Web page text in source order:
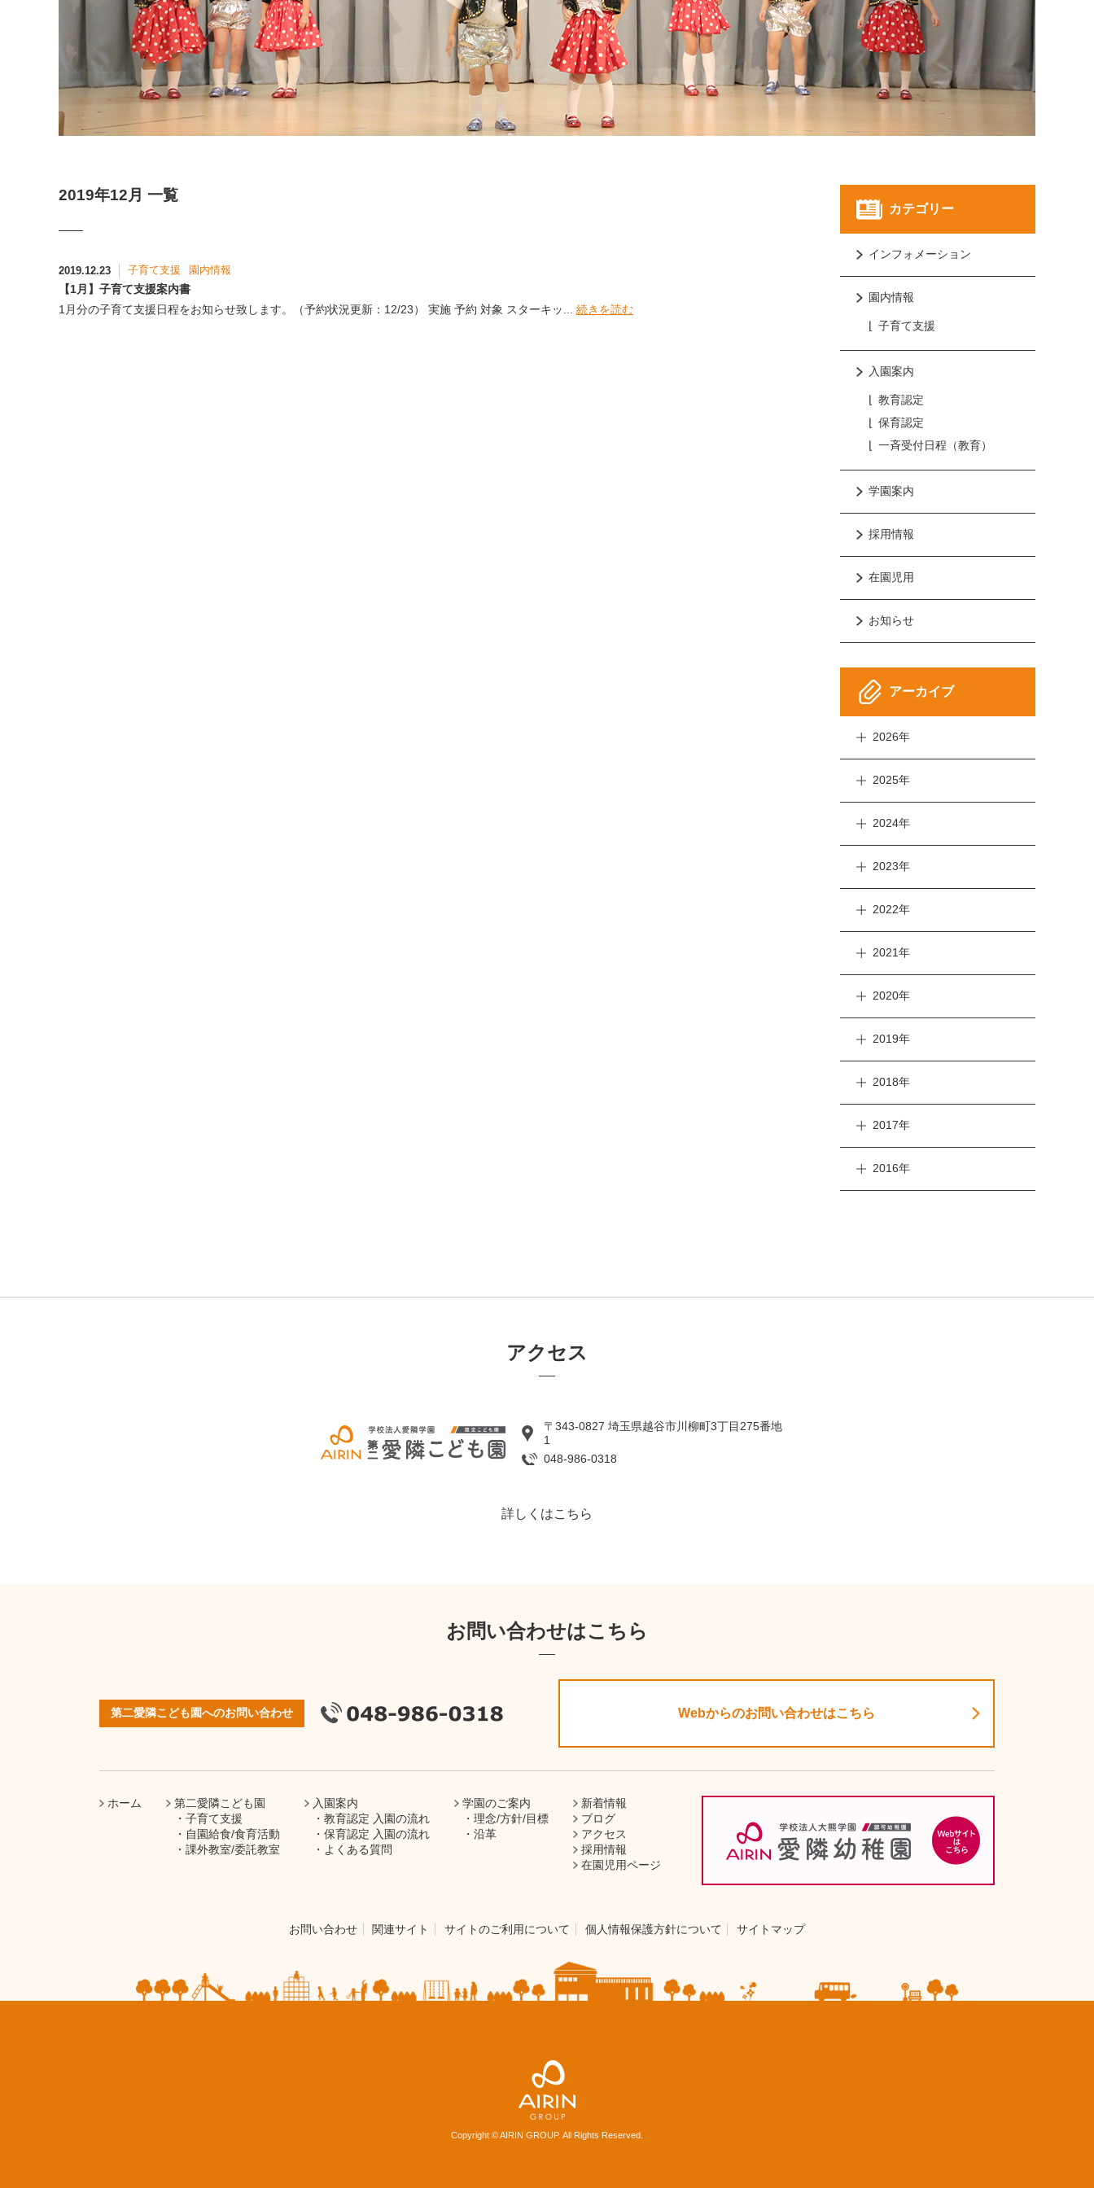
2019年12月 一覧
2019.12.23 子育て支援
園内情報
【1月】子育て支援案内書
1月分の子育て支援日程をお知らせ致します。（予約状況更新：12/23） 実施 予約 対象 スターキッ... 続きを読む
カテゴリー
インフォメーション
園内情報
子育て支援
入園案内
教育認定
保育認定
一斉受付日程（教育）
学園案内
採用情報
在園児用
お知らせ
アーカイブ
2026年
2025年
2024年
2023年
2022年
2021年
2020年
2019年
2018年
2017年
2016年
アクセス
〒343-0827 埼玉県越谷市川柳町3丁目275番地
1
048-986-0318
詳しくはこちら
お問い合わせはこちら
第二愛隣こども園へのお問い合わせ Webからのお問い合わせはこちら
ホーム
第二愛隣こども園
子育て支援
自園給食/食育活動
課外教室/委託教室
入園案内
教育認定 入園の流れ
保育認定 入園の流れ
よくある質問
学園のご案内
理念/方針/目標
沿革
新着情報
ブログ
アクセス
採用情報
在園児用ページ
お問い合わせ 関連サイト サイトのご利用について 個人情報保護方針について サイトマップ
Copyright © AIRIN GROUP. All Rights Reserved.